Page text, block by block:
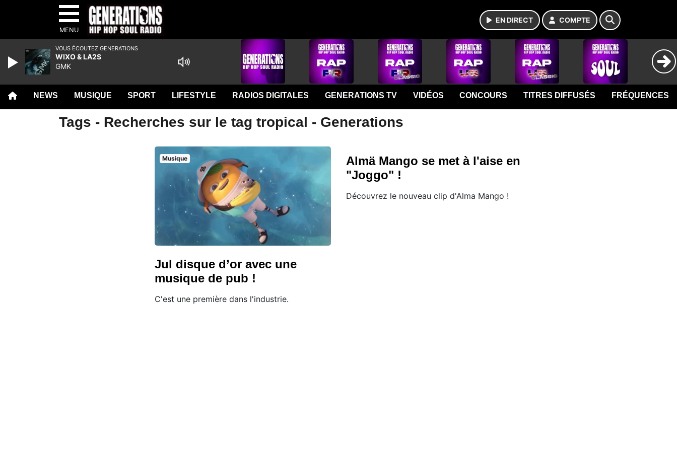
MENU
EN DIRECT COMPTE
NEWS MUSIQUE SPORT LIFESTYLE RADIOS DIGITALES GENERATIONS TV VIDÉOS CONCOURS TITRES DIFFUSÉS FRÉQUENCES
Tags - Recherches sur le tag tropical - Generations
Musique
Jul disque d’or avec une
musique de pub !
C'est une première dans l'industrie.
Almä Mango se met à l'aise en
"Joggo" !
Découvrez le nouveau clip d'Alma Mango !
VOUS ÉCOUTEZ GENERATIONS
WIXO & LA2S
GMK